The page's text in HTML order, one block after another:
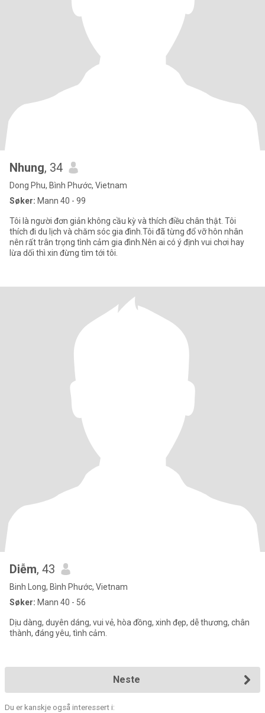
Nhung, 34
Dong Phu, Bình Phước, Vietnam
Søker: Mann 40 - 99
Tôi là người đơn giản không cầu kỳ và thích điều chân thật. Tôi
thích đi du lịch và chăm sóc gia đình.Tôi đã từng đổ vỡ hôn nhân
nên rất trân trọng tình cảm gia đình.Nên ai có ý định vui chơi hay
lừa dối thì xin đừng tìm tới tôi.
Diễm, 43
Binh Long, Bình Phước, Vietnam
Søker: Mann 40 - 56
Dịu dàng, duyên dáng, vui vẻ, hòa đồng, xinh đẹp, dễ thương, chân
thành, đáng yêu, tình cảm.
Neste
Du er kanskje også interessert i: